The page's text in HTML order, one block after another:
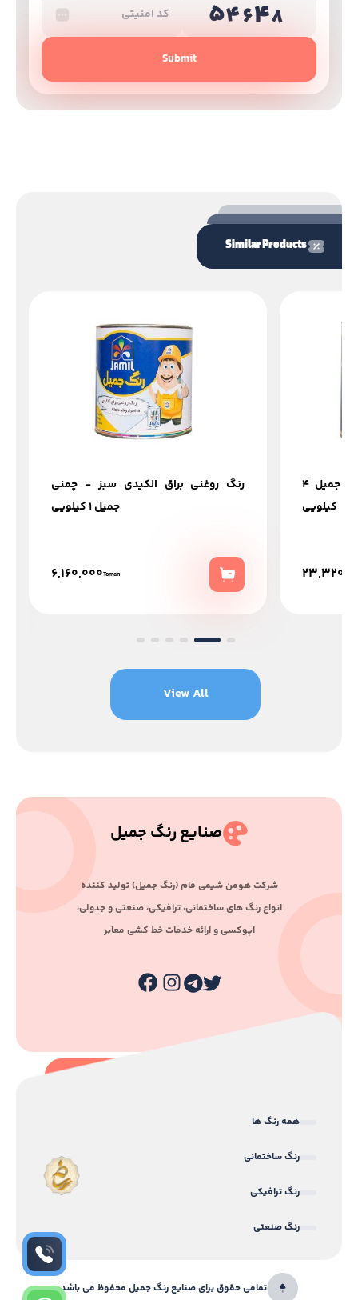
Submit
Similar Products
رنگ روغنی براق الکیدی سبز - چمنی
جمیل 1 کیلویی
6,160,000Toman
رنگ روغنی براق الکیدی نارنجی جمیل 4
کیلویی
View All
صنایع رنگ جمیل
ﺷﺮﮐﺖ ﻫﻮﻣﻦ ﺷﯿﻤﯽ ﻓﺎم (رﻧﮓ ﺟﻤﯿﻞ) ﺗﻮﻟﯿﺪ ﮐﻨﻨﺪه
اﻧﻮاع رﻧﮓ ﻫﺎی ﺳﺎﺧﺘﻤﺎﻧﯽ، ﺗﺮاﻓﯿﮑﯽ، ﺻﻨﻌﺘﯽ و ﺟﺪوﻟﯽ،
اﭘﻮﮐﺴﯽ و اراﺋﻪ ﺧﺪﻣﺎت ﺧﻂ ﮐﺸﯽ ﻣﻌﺎﺑﺮ
همه رنگ ها
رنگ ساختمانی
رنگ ترافیکی
رنگ صنعتی
تمامی حقوق برای صنایع رنگ جمیل محفوظ می باشد